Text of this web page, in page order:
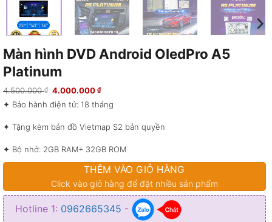
Màn hình DVD Android OledPro A5
Platinum
4.500.000₫
Giá
là:
4.000.000 ₫Giá
tại
4.000.000 ₫.
✦ Bảo hành điện tử: 18 tháng
✦ Tặng kèm bản đồ Vietmap S2 bản quyền
✦ Bộ nhớ: 2GB RAM+ 32GB ROM
✦ Tốc độ xử lý: 8 Core 1.8Ghz
✦ Độ phân giải: (1280×720 pixels)
✦ Hệ điều hành: Android 10
THÊM VÀO GIỎ HÀNG
Click vào giỏ hàng để đặt nhiều sản phẩm
Hotline 1: 0962665345 -